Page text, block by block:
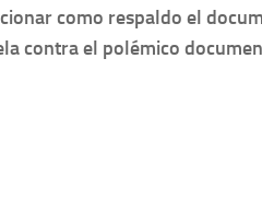
como respaldo el
contra el polémico